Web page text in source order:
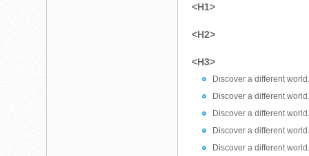
<H1>
<H2>
<H3>
Discover a different
Discover a different
Discover a different
Discover a different
Discover a different